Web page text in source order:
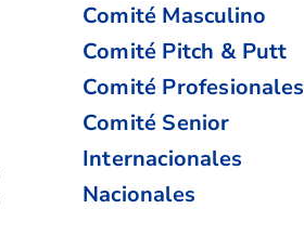
Comité Masculino
Comité Pitch & Putt
Comité Profesionales
Comité Senior
Internacionales
Nacionales